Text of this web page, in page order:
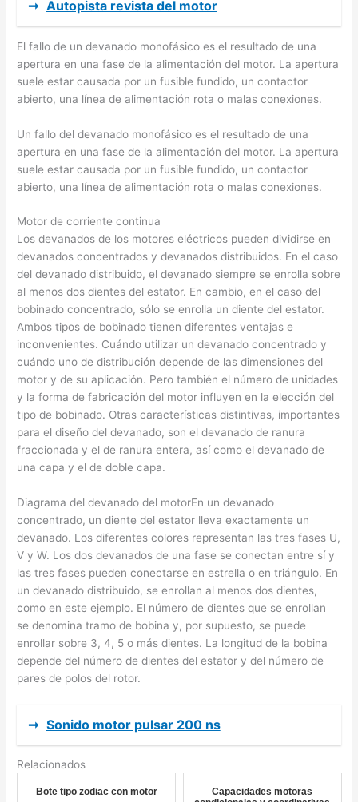
➞ Autopista revista del motor
El fallo de un devanado monofásico es el resultado de una
apertura en una fase de la alimentación del motor. La apertura
suele estar causada por un fusible fundido, un contactor
abierto, una línea de alimentación rota o malas conexiones.
Un fallo del devanado monofásico es el resultado de una
apertura en una fase de la alimentación del motor. La apertura
suele estar causada por un fusible fundido, un contactor
abierto, una línea de alimentación rota o malas conexiones.
Motor de corriente continua
Los devanados de los motores eléctricos pueden dividirse en
devanados concentrados y devanados distribuidos. En el caso
del devanado distribuido, el devanado siempre se enrolla sobre
al menos dos dientes del estator. En cambio, en el caso del
bobinado concentrado, sólo se enrolla un diente del estator.
Ambos tipos de bobinado tienen diferentes ventajas e
inconvenientes. Cuándo utilizar un devanado concentrado y
cuándo uno de distribución depende de las dimensiones del
motor y de su aplicación. Pero también el número de unidades
y la forma de fabricación del motor influyen en la elección del
tipo de bobinado. Otras características distintivas, importantes
para el diseño del devanado, son el devanado de ranura
fraccionada y el de ranura entera, así como el devanado de
una capa y el de doble capa.
Diagrama del devanado del motorEn un devanado
concentrado, un diente del estator lleva exactamente un
devanado. Los diferentes colores representan las tres fases U,
V y W. Los dos devanados de una fase se conectan entre sí y
las tres fases pueden conectarse en estrella o en triángulo. En
un devanado distribuido, se enrollan al menos dos dientes,
como en este ejemplo. El número de dientes que se enrollan
se denomina tramo de bobina y, por supuesto, se puede
enrollar sobre 3, 4, 5 o más dientes. La longitud de la bobina
depende del número de dientes del estator y del número de
pares de polos del rotor.
➞ Sonido motor pulsar 200 ns
Relacionados
Bote tipo zodiac con motor
Capacidades motoras